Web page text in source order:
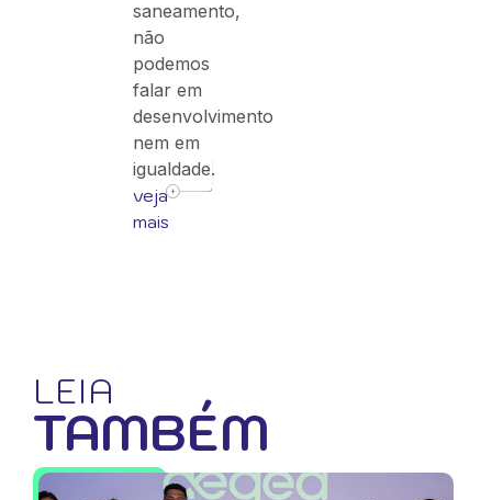
saneamento,
não
podemos
falar em
desenvolvimento
nem em
igualdade.
veja
mais
LEIA
TAMBÉM